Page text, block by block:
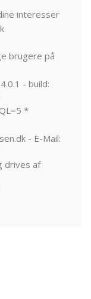
interesser
brugere på
- build:
*
- E-Mail:
drives af